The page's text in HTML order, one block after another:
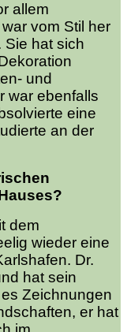
allem
vom Stil her
Sie hat sich
und
war ebenfalls
eine
an der
dem
wieder eine
Dr.
hat sein
Zeichnungen
er hat